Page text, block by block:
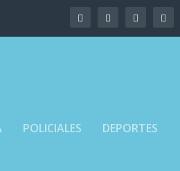
POLICIALES DEPORTES